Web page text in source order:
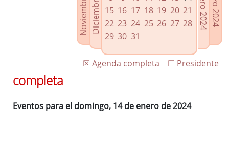
Agenda de Presidencia
Plenos provinciales y Juntas de gobierno
Oficina de Proyectos Europeos
15 16 17 18 19 20 21
22 23 24 25 26 27 28
29 30 31
☐ Presidente
☒ Agenda completa
completa
Eventos para el domingo, 14 de enero de 2024